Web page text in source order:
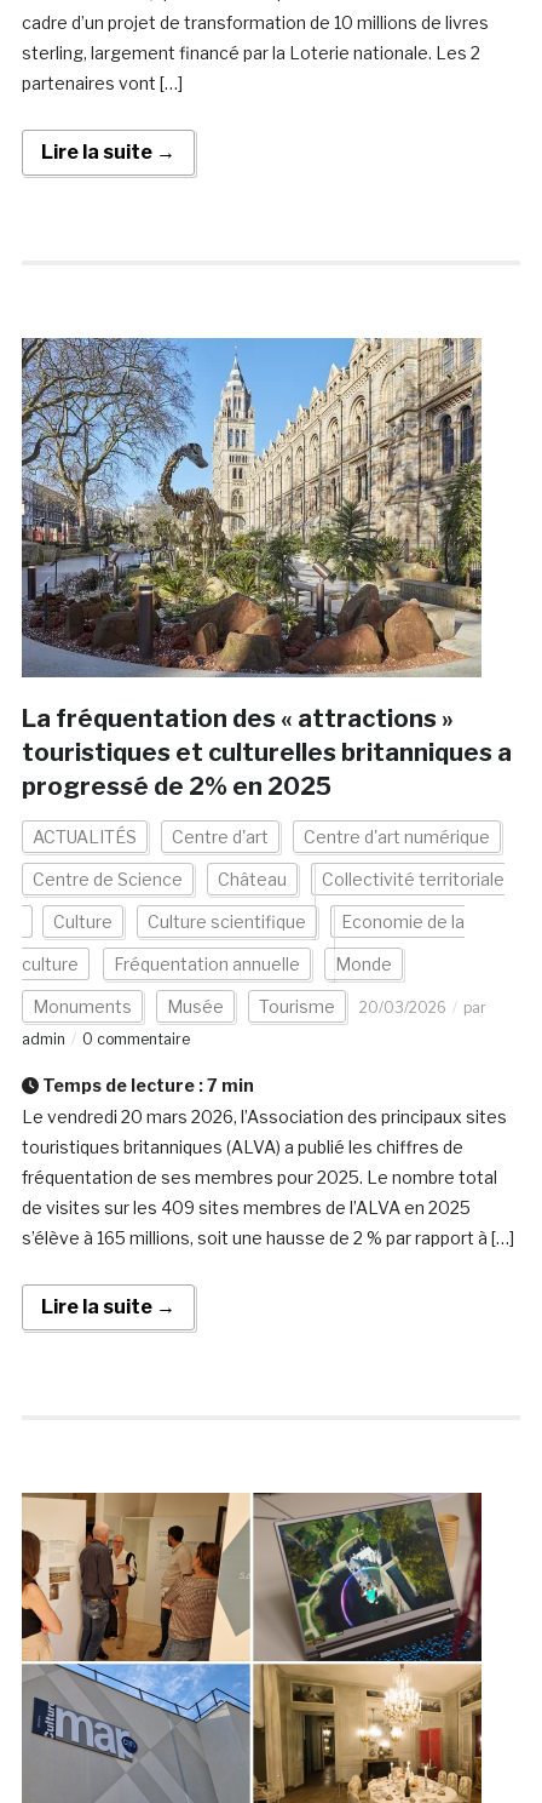
cadre d’un projet de transformation de 10 millions de livres
sterling, largement financé par la Loterie nationale. Les 2
partenaires vont […]
Lire la suite →
La fréquentation des « attractions »
touristiques et culturelles britanniques a
progressé de 2% en 2025
ACTUALITÉS Centre d'art Centre d'art numérique
Centre de Science Château Collectivité territoriale
Culture Culture scientifique Economie de la
culture Fréquentation annuelle Monde
Monuments Musée Tourisme 20/03/2026
par
admin
0 commentaire
Temps de lecture :7 min
Le vendredi 20 mars 2026, l’Association des principaux sites
touristiques britanniques (ALVA) a publié les chiffres de
fréquentation de ses membres pour 2025. Le nombre total
de visites sur les 409 sites membres de l’ALVA en 2025
s’élève à 165 millions, soit une hausse de 2 % par rapport à […]
Lire la suite →